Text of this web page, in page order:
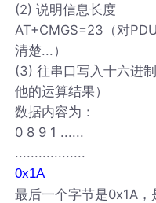
(2) 说明信息长度
AT+CMGS=23（对
清楚...）
(3) 往串口写入十六进
他的运算结果）
数据内容为：
0 8 9 1 ......
..................
0x1A
最后一个字节是0x1A，